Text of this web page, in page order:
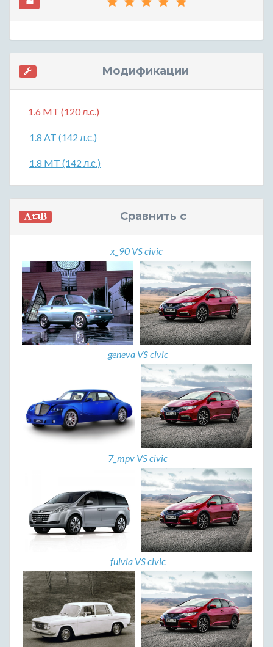
Модификации
1.6 MT (120 л.с.)
1.8 AT (142 л.с.)
1.8 MT (142 л.с.)
Сравнить с
x_90 VS civic
geneva VS civic
7_mpv VS civic
fulvia VS civic